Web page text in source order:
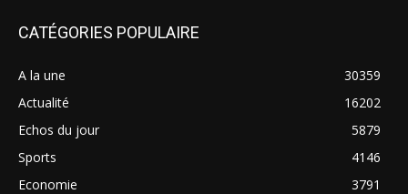
CATÉGORIES POPULAIRE
A la une
30359
Actualité
16202
Echos du jour
5879
Sports
4146
Economie
3791